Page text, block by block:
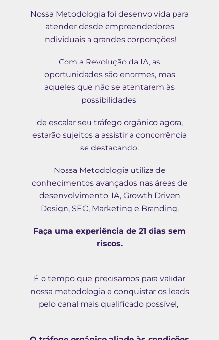
Nossa Metodologia foi desenvolvida para
atender desde empreendedores
individuais a grandes corporações!
Com a Revolução da IA, as
oportunidades são enormes, mas
aqueles que não se atentarem às
possibilidades
de escalar seu tráfego orgânico agora,
estarão sujeitos a assistir a concorrência
se destacando.
Nossa Metodologia utiliza de
conhecimentos avançados nas áreas de
desenvolvimento, IA, Growth Driven
Design, SEO, Marketing e Branding.
Faça uma experiência de 21 dias sem
riscos.
É o tempo que precisamos para validar
nossa metodologia e conquistar os leads
pelo canal mais qualificado possível,